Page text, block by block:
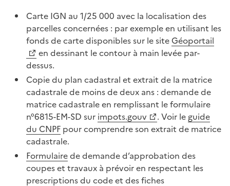
Carte IGN au 1/25 000 avec la localisation des
parcelles concernées : par exemple en utilisant les
fonds de carte disponibles sur le siteGéoportail
en dessinant le contour à main levée par-
dessus.
Copie du plan cadastral et extrait de la matrice
cadastrale de moins de deux ans : demande de
matrice cadastrale en remplissant le formulaire
n°6815-EM-SD sur impots.gouv . Voir le guide
du CNPF pour comprendre son extrait de matrice
cadastrale.
Formulairede demande d’approbation des
coupes et travaux à prévoir en respectant les
prescriptions du code et des fiches